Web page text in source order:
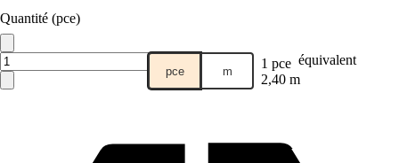
Quantité (pce)
pce m 1 pce équivalent
2,40 m